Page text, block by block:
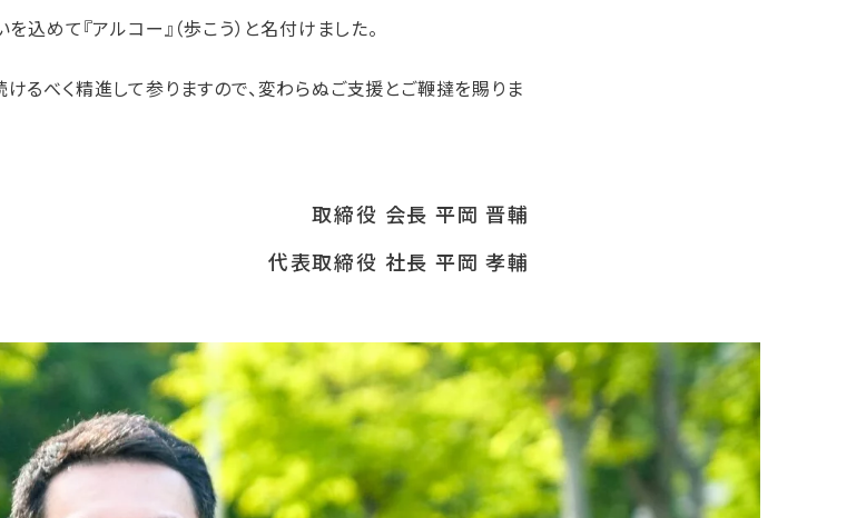
込めて『アルコー』（歩こう）と名付けました。
るべく精進して参りますので、変わらぬご支援とご鞭撻を賜りま
取締役 会長 平岡 晋輔
代表取締役 社長 平岡 孝輔